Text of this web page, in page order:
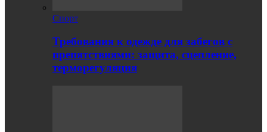
Спорт
Требования к одежде для забегов с
препятствиями: защита, сцепление,
терморегуляция